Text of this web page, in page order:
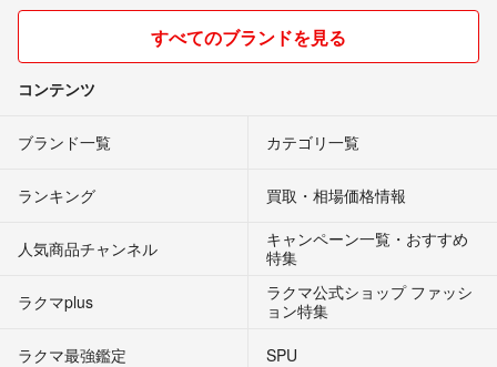
すべてのブランドを見る
コンテンツ
ブランド一覧 カテゴリ一覧
ランキング 買取・相場価格情報
人気商品チャンネル
キャンペーン一覧・おすすめ
特集
ラクマplus
ラクマ公式ショップ ファッシ
ョン特集
ラクマ最強鑑定
SPU